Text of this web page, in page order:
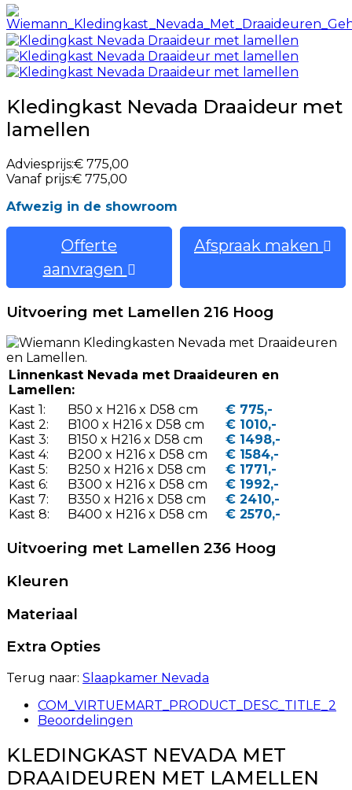
Kledingkast Nevada Draaideur met
lamellen
Adviesprijs:€ 775,00
Vanaf prijs:€ 775,00
Afwezig in de showroom
Offerte
aanvragen
Afspraak maken
Uitvoering met Lamellen 216 Hoog
Linnenkast Nevada met Draaideuren en
Lamellen:
Kast 1:
Kast 2:
Kast 3:
Kast 4:
Kast 5:
Kast 6:
Kast 7:
Kast 8:
B50 x H216 x D58 cm
B100 x H216 x D58 cm
B150 x H216 x D58 cm
B200 x H216 x D58 cm
B250 x H216 x D58 cm
B300 x H216 x D58 cm
B350 x H216 x D58 cm
B400 x H216 x D58 cm
€ 775,-
€ 1010,-
€ 1498,-
€ 1584,-
€ 1771,-
€ 1992,-
€ 2410,-
€ 2570,-
Uitvoering met Lamellen 236 Hoog
Kleuren
Materiaal
Extra Opties
Terug naar: Slaapkamer Nevada
COM_VIRTUEMART_PRODUCT_DESC_TITLE_2
Beoordelingen
KLEDINGKAST NEVADA MET
DRAAIDEUREN MET LAMELLEN